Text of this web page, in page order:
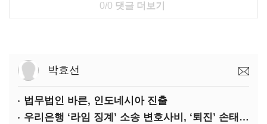
0/0 댓글 더보기
박효선
법무법인 바른, 인도네시아 진출
우리은행 ‘라임 징계’ 소송 변호사비, ‘퇴진’ 손태승 회장 개인이 납부하나